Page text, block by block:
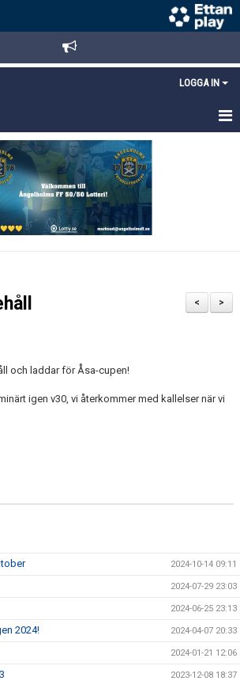
LOGGA IN
>
<
och laddar för Åsa-cupen!
igen v30, vi återkommer med kallelser när vi
2024-10-14 09:11
2024-07-29 23:03
2024-06-25 23:13
2024! 2024-04-07 20:33
2024-01-21 12:06
2023-12-08 18:37